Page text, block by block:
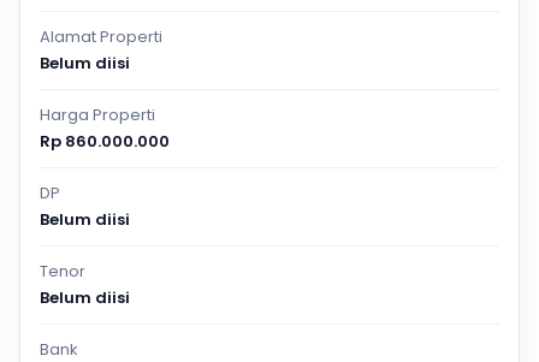
Alamat Properti
Belum diisi
Harga Properti
Rp 860.000.000
DP
Belum diisi
Tenor
Belum diisi
Bank